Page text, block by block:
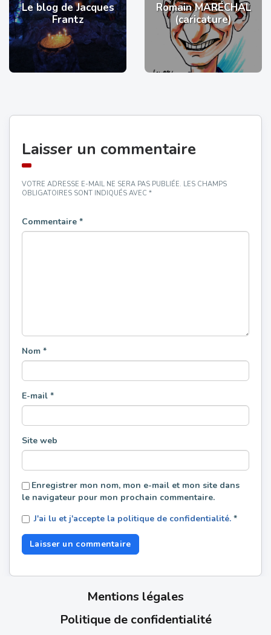
Le blog de Jacques
Frantz
Romain MARÉCHAL
(caricature)
Laisser un commentaire
VOTRE ADRESSE E-MAIL NE SERA PAS PUBLIÉE. LES CHAMPS
OBLIGATOIRES SONT INDIQUÉS AVEC *
Commentaire *
Nom *
E-mail *
Site web
Enregistrer mon nom, mon e-mail et mon site dans
le navigateur pour mon prochain commentaire.
J'ai lu et j'accepte la politique de confidentialité. *
Mentions légales
Politique de confidentialité